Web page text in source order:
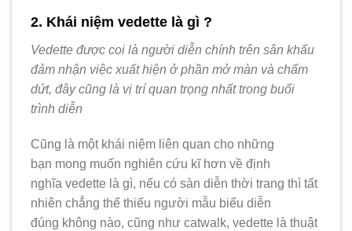
2. Khái niệm vedette là gì ?
Vedette được coi là người diễn chính trên sân khấu
đảm nhận việc xuất hiện ở phần mở màn và chấm
dứt, đây cũng là vị trí quan trọng nhất trong buổi
trình diễn
Cũng là một khái niệm liên quan cho những
bạn mong muốn nghiên cứu kĩ hơn về định
nghĩa vedette là gì, nếu có sàn diễn thời trang thì tất
nhiên chẳng thể thiếu người mẫu biểu diễn
đúng không nào, cũng như catwalk, vedette là thuật